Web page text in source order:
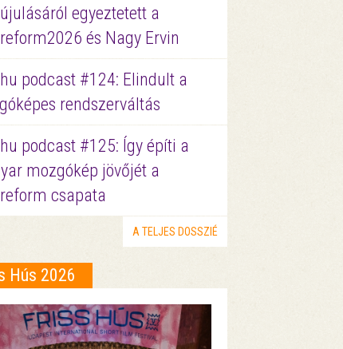
egyeztetett a
és Nagy Ervin
podcast #124: Elindult a
rendszerváltás
podcast #125: Így építi a
mozgókép jövőjét a
csapata
A TELJES DOSSZIÉ
Hús 2026